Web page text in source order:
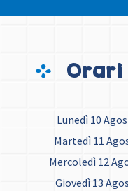
Lunedì 10
Martedì 11
Mercoledì 12
Giovedì 13